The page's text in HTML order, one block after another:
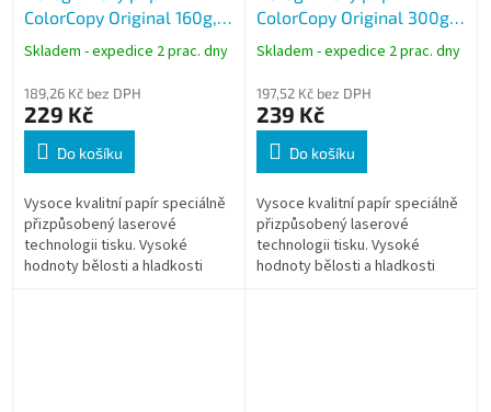
ColorCopy Original 160g,
250 listů
Skladem - expedice 2 prac. dny
189,26 Kč bez DPH
229 Kč
Do košíku
Vysoce kvalitní papír speciálně
přizpůsobený laserové
technologii tisku. Vysoké
hodnoty bělosti a hladkosti
ColorCopy Original 300g,
125 listů
Skladem - expedice 2 prac. dny
197,52 Kč bez DPH
239 Kč
Do košíku
Vysoce kvalitní papír speciálně
přizpůsobený laserové
technologii tisku. Vysoké
hodnoty bělosti a hladkosti